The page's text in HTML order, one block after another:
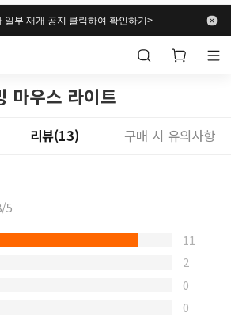
일부 재개 공지 클릭하여 확인하기>
마우스 라이트
리뷰(13) 구매 시 유의사항
5
11
2
0
0